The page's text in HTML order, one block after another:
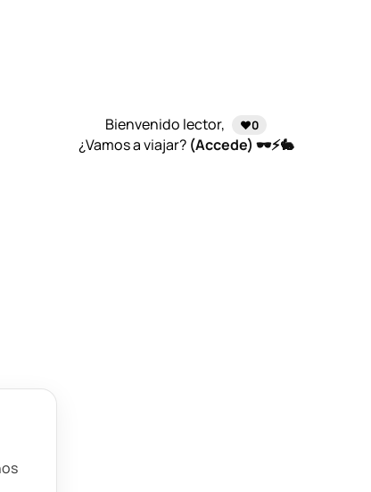
Bienvenido lector, ❤️0
¿Vamos a viajar? (Accede) 🕶️⚡🐇